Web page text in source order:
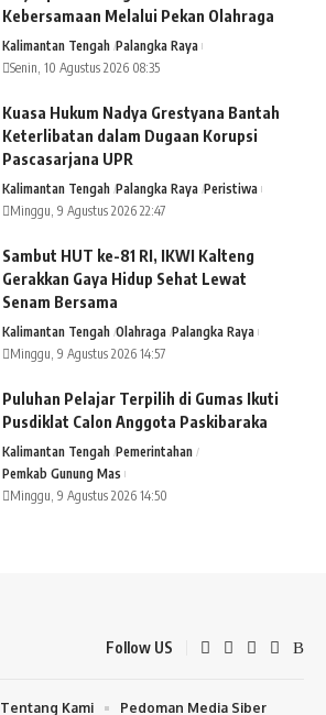
Kebersamaan Melalui Pekan Olahraga
Kalimantan Tengah Palangka Raya
Senin, 10 Agustus 2026 08:35
Kuasa Hukum Nadya Grestyana Bantah
Keterlibatan dalam Dugaan Korupsi
Pascasarjana UPR
Kalimantan Tengah Palangka Raya Peristiwa
Minggu, 9 Agustus 2026 22:47
Sambut HUT ke-81 RI, IKWI Kalteng
Gerakkan Gaya Hidup Sehat Lewat
Senam Bersama
Kalimantan Tengah Olahraga Palangka Raya
Minggu, 9 Agustus 2026 14:57
Puluhan Pelajar Terpilih di Gumas Ikuti
Pusdiklat Calon Anggota Paskibaraka
Kalimantan Tengah Pemerintahan
Pemkab Gunung Mas
Minggu, 9 Agustus 2026 14:50
Follow US
Tentang Kami Pedoman Media Siber